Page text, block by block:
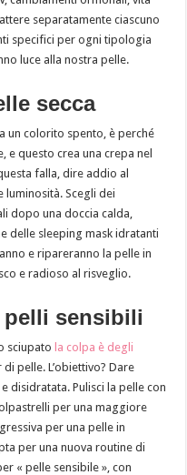
separatamente ciascuno
specifici per ogni tipologia
luce alla nostra pelle.
secca
un colorito spento, è perché
e questo crea una crepa nel
falla, dire addio al
Scegli dei
dopo una doccia calda,
delle sleeping mask idratanti
e ripareranno la pelle in
e radioso al risveglio.
sensibili
sciupato la colpa è degli
pelle. L’obiettivo? Dare
disidratata. Pulisci la pelle con
per una maggiore
per una pelle in
per una nuova routine di
« pelle sensibile », con